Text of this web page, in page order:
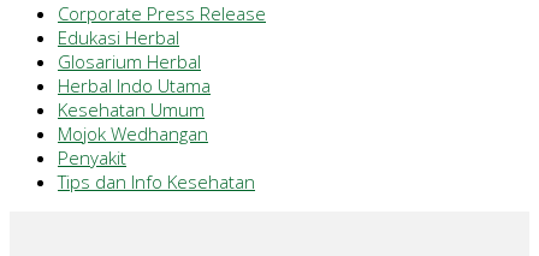
Corporate Press Release
Edukasi Herbal
Glosarium Herbal
Herbal Indo Utama
Kesehatan Umum
Mojok Wedhangan
Penyakit
Tips dan Info Kesehatan